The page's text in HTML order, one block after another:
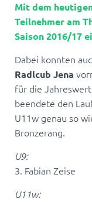
Mit dem
Teilnehmer am
Saison 2016/17
Dabei konnten
Radlcub Jena
für die
beendete den
U11w genau so
Bronzerang.
U9:
3. Fabian Zeise
U11w: